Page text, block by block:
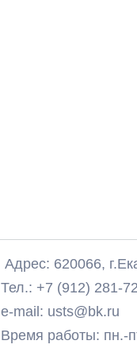
Адрес: 620066,
Тел.: +7 (912) 281-
e-mail: usts@bk.ru
Время работы: пн.-